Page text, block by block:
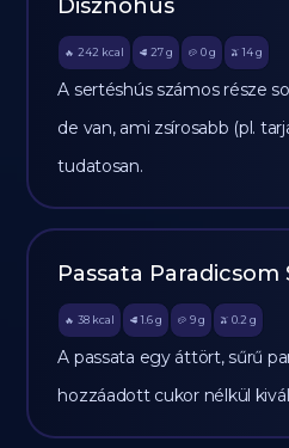
Disznóhús
🔥 242 kcal 🥩 27 g 🥔 0g 🫒 14 g
A sertéshús számos része
de van, ami zsírosabb (pl.
tudatosan.
Passata Paradicsom
🔥 38 kcal 🥩 1.6 g 🥔 9g 🫒 0.2 g
A passata egy áttört, sűrű
hozzáadott cukor nélkül